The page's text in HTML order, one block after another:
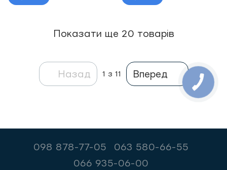
Показати ще 20 товарів
Назад 1 з 11 Вперед
098 878-77-05
063 580-66-55
066 935-06-00